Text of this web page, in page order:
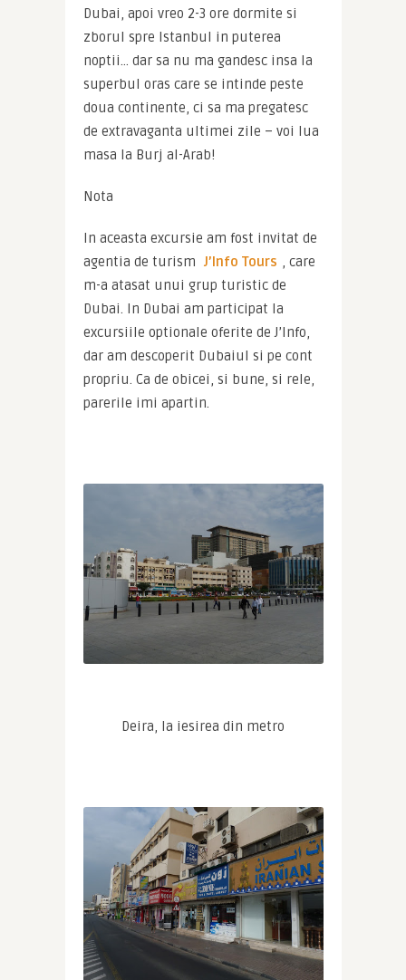
Dubai, apoi vreo 2-3 ore dormite si
zborul spre Istanbul in puterea
noptii… dar sa nu ma gandesc insa la
superbul oras care se intinde peste
doua continente, ci sa ma pregatesc
de extravaganta ultimei zile – voi lua
masa la Burj al-Arab!
Nota
In aceasta excursie am fost invitat de
agentia de turism J’Info Tours , care
m-a atasat unui grup turistic de
Dubai. In Dubai am participat la
excursiile optionale oferite de J’Info,
dar am descoperit Dubaiul si pe cont
propriu. Ca de obicei, si bune, si rele,
parerile imi apartin.
Deira, la iesirea din metro